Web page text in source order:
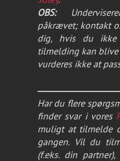
OBS:
påkrævet; kontakt
dig, hvis du ikke
tilmelding kan
vurderes ikke at
Har du flere
finder svar i vores
muligt at tilmelde
gangen. Vil du
(f.eks. din